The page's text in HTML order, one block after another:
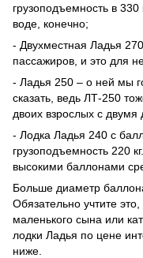
грузоподъемность в
воде, конечно;
- Двухместная Ладья
пассажиров, и это для
- Ладья 250 – о ней мы
сказать, ведь ЛТ-250
двоих взрослых с двумя
- Лодка Ладья 240 с
грузоподъемность 220
высокими баллонами
Больше диаметр
Обязательно учтите
маленького сына или
лодки Ладья по цене
ниже.